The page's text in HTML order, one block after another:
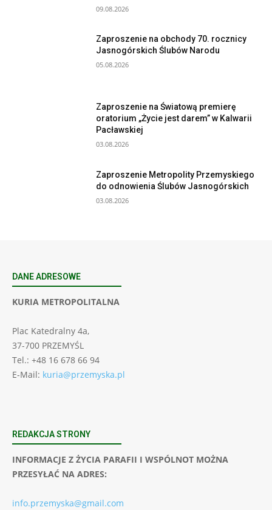
09.08.2026
Zaproszenie na obchody 70. rocznicy
Jasnogórskich Ślubów Narodu
05.08.2026
Zaproszenie na Światową premierę
oratorium „Życie jest darem” w Kalwarii
Pacławskiej
03.08.2026
Zaproszenie Metropolity Przemyskiego
do odnowienia Ślubów Jasnogórskich
03.08.2026
DANE ADRESOWE
KURIA METROPOLITALNA
Plac Katedralny 4a,
37-700 PRZEMYŚL
Tel.: +48 16 678 66 94
E-Mail: kuria@przemyska.pl
REDAKCJA STRONY
INFORMACJE Z ŻYCIA PARAFII I WSPÓLNOT MOŻNA
PRZESYŁAĆ NA ADRES:
info.przemyska@gmail.com